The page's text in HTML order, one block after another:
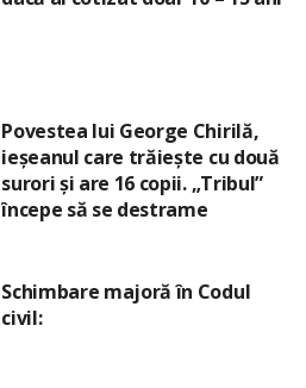
Povestea lui George Chirilă,
ieșeanul care trăiește cu două
surori și are 16 copii. „Tribul”
începe să se destrame
Schimbare majoră în Codul
civil: